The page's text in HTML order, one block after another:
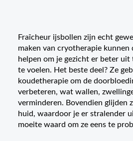
Fraîcheur ijsbollen zijn echt
maken van cryotherapie kunnen
helpen om je gezicht er beter uit
te voelen. Het beste deel? Ze
koudetherapie om de
verbeteren, wat wallen,
verminderen. Bovendien glijden
huid, waardoor je er stralender
moeite waard om ze eens te